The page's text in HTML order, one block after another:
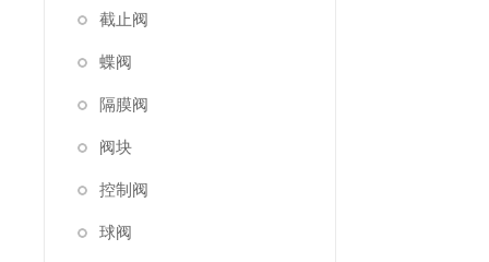
截止阀
蝶阀
隔膜阀
阀块
控制阀
球阀